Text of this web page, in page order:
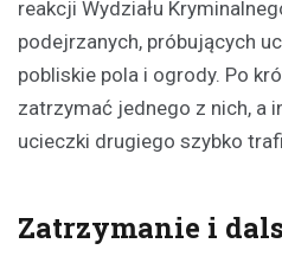
reakcji Wydziału
podejrzanych, próbujących
pobliskie pola i ogrody. Po
zatrzymać jednego z nich, a
ucieczki drugiego szybko
Zatrzymanie i